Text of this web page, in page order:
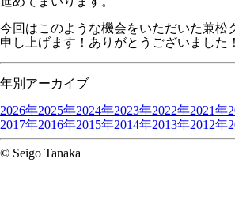
今回はこのような機会をいただいた兼松
申し上げます！ありがとうございました！
年別アーカイブ
2026年2025年2024年2023年2022年2021年
2017年2016年2015年2014年2013年2012年
© Seigo Tanaka